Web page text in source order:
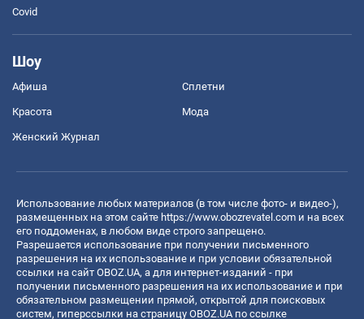
Covid
Шоу
Афиша Сплетни
Красота Мода
Женский Журнал
Использование любых материалов (в том числе фото- и видео-),
размещенных на этом сайте https://www.obozrevatel.com и на всех
его поддоменах, в любом виде строго запрещено.
Разрешается использование при получении письменного
разрешения на их использование и при условии обязательной
ссылки на сайт OBOZ.UA, а для интернет-изданий - при
получении письменного разрешения на их использование и при
обязательном размещении прямой, открытой для поисковых
систем, гиперссылки на страницу OBOZ.UA по ссылке